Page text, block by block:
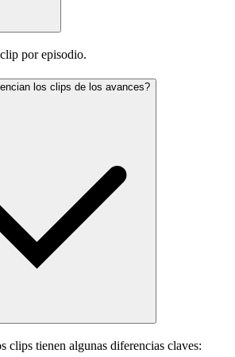
por episodio.
los clips de los avances?
clips tienen algunas diferencias claves: